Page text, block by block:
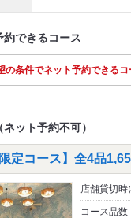
約できるコース
の条件でネット予約できる
ット予約不可）
限定コース】全4品
店舗貸切時
コース品